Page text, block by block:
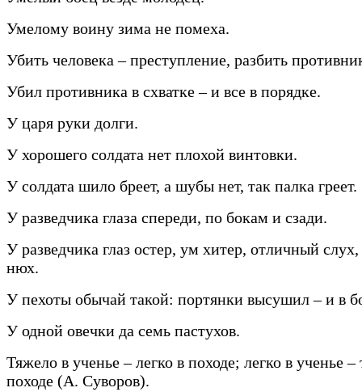
Умелому воину зима не помеха.
Убить человека – преступление, разбить
Убил противника в схватке – и все в порядке.
У царя руки долги.
У хорошего солдата нет плохой винтовки.
У солдата шило бреет, а шубы нет, так палка греет.
У разведчика глаза спереди, по бокам и сзади.
У разведчика глаз остер, ум хитер, отличный
нюх.
У пехоты обычай такой: портянки высушил – и в
У одной овечки да семь пастухов.
Тяжело в ученье – легко в походе; легко в ученье –
походе (А. Суворов).